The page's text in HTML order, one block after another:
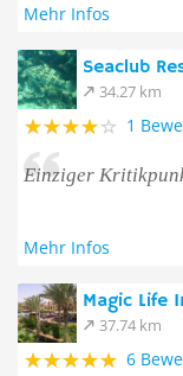
Mehr Infos
Seaclub
34.27 km
1
Einziger
Mehr Infos
Magic Life
37.74 km
6